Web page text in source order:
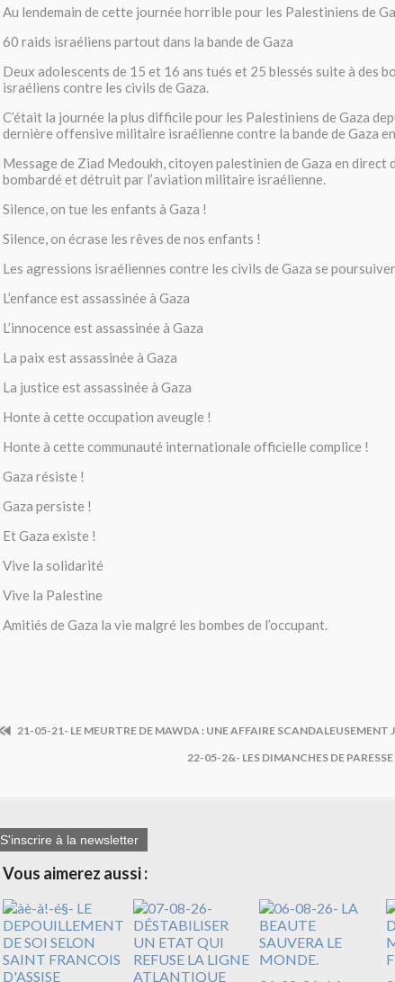
Au lendemain de cette journée horrible pour les Palestiniens de
60 raids israéliens partout dans la bande de Gaza
Deux adolescents de 15 et 16 ans tués et 25 blessés suite à des
israéliens contre les civils de Gaza.
C’était la journée la plus difficile pour les Palestiniens de Gaza
dernière offensive militaire israélienne contre la bande de Gaza
Message de Ziad Medoukh, citoyen palestinien de Gaza en direct
bombardé et détruit par l’aviation militaire israélienne.
Silence, on tue les enfants à Gaza !
Silence, on écrase les rêves de nos enfants !
Les agressions israéliennes contre les civils de Gaza se
L’enfance est assassinée à Gaza
L’innocence est assassinée à Gaza
La paix est assassinée à Gaza
La justice est assassinée à Gaza
Honte à cette occupation aveugle !
Honte à cette communauté internationale officielle complice !
Gaza résiste !
Gaza persiste !
Et Gaza existe !
Vive la solidarité
Vive la Palestine
Amitiés de Gaza la vie malgré les bombes de l’occupant.
21-05-21- LE MEURTRE DE MAWDA : UNE AFFAIRE SCANDALEUSEMENT
22-05-2&- LES DIMANCHES DE
S'inscrire à la newsletter
Vous aimerez aussi :